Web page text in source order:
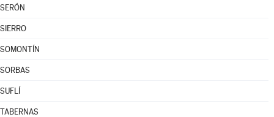
SERÓN
SIERRO
SOMONTÍN
SORBAS
SUFLÍ
TABERNAS